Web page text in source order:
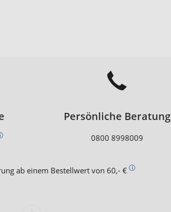
Persönliche Beratung
0800 8998009
ab einem Bestellwert von 60,- €